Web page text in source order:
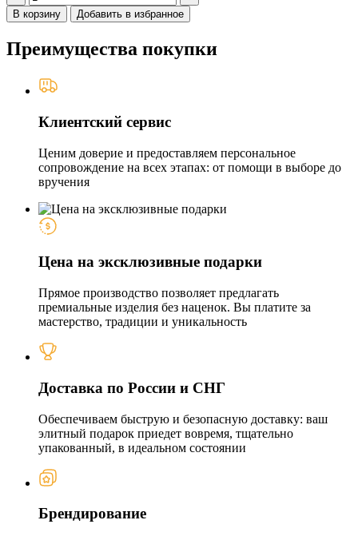
В корзину
Добавить в избранное
Преимущества покупки
Клиентский сервис
Ценим доверие и предоставляем персональное
сопровождение на всех этапах: от помощи в выборе до
вручения
Цена на эксклюзивные подарки
Прямое производство позволяет предлагать
премиальные изделия без наценок. Вы платите за
мастерство, традиции и уникальность
Доставка по России и СНГ
Обеспечиваем быструю и безопасную доставку: ваш
элитный подарок приедет вовремя, тщательно
упакованный, в идеальном состоянии
Брендирование